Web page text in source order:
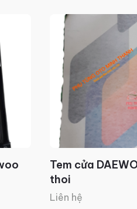
Tem cửa
thoi
Liên hệ